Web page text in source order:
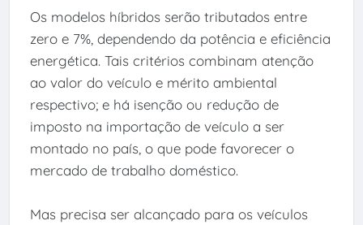
Os modelos híbridos serão tributados entre
zero e 7%, dependendo da potência e eficiência
energética. Tais critérios combinam atenção
ao valor do veículo e mérito ambiental
respectivo; e há isenção ou redução de
imposto na importação de veículo a ser
montado no país, o que pode favorecer o
mercado de trabalho doméstico.
Mas precisa ser alcançado para os veículos